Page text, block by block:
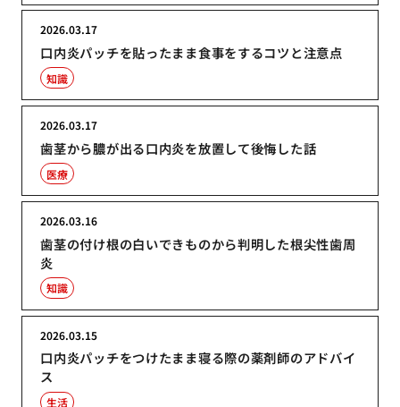
口内炎パッチを貼ったまま食事をするコツと注意点
2026.03.17
知識
歯茎から膿が出る口内炎を放置して後悔した話
2026.03.17
医療
歯茎の付け根の白いできものから判明した根尖性歯周
炎
2026.03.16
知識
口内炎パッチをつけたまま寝る際の薬剤師のアドバイ
ス
2026.03.15
生活